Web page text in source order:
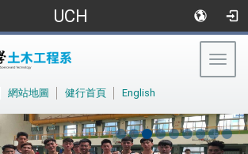
UCH
網站地圖 健行首頁 English